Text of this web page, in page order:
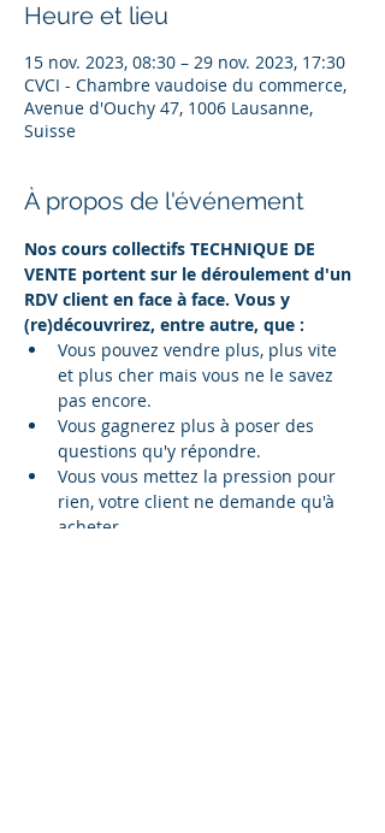
Heure et lieu
15 nov. 2023, 08:30 – 29 nov. 2023, 17:30
CVCI - Chambre vaudoise du commerce,
Avenue d'Ouchy 47, 1006 Lausanne,
Suisse
À propos de l'événement
Nos cours collectifs TECHNIQUE DE
VENTE portent sur le déroulement d'un
RDV client en face à face. Vous y
(re)découvrirez, entre autre, que :
Vous pouvez vendre plus, plus vite
et plus cher mais vous ne le savez
pas encore.
Vous gagnerez plus à poser des
questions qu'y répondre.
Vous vous mettez la pression pour
rien, votre client ne demande qu'à
acheter.